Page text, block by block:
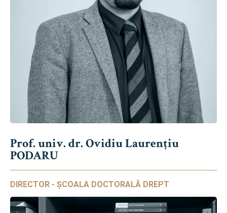
Prof. univ. dr. Ovidiu Laurențiu
PODARU
DIRECTOR - ȘCOALA DOCTORALĂ DREPT